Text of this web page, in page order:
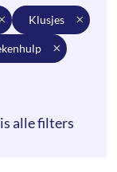
klusjes